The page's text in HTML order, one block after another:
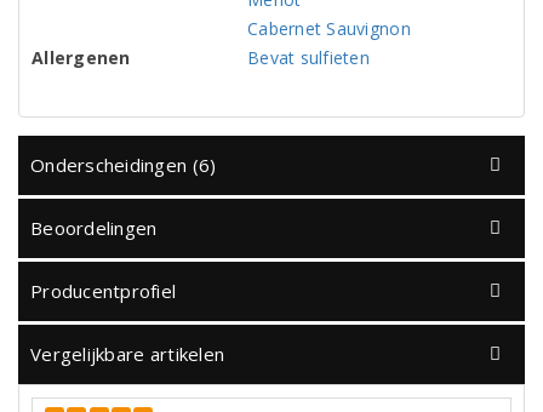
Cabernet Sauvignon
Allergenen
Bevat sulfieten
Onderscheidingen (6)
Beoordelingen
Producentprofiel
Vergelijkbare artikelen